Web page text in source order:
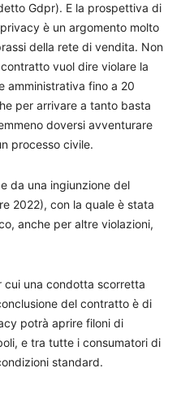
Gdpr). E la prospettiva di
è un argomento molto
della rete di vendita. Non
vuol dire violare la
amministrativa fino a 20
per arrivare a tanto basta
doversi avventurare
processo civile.
da una ingiunzione del
2022), con la quale è stata
anche per altre violazioni,
cui una condotta scorretta
del contratto è di
potrà aprire filoni di
e tra tutte i consumatori di
standard.